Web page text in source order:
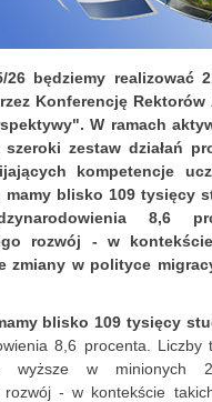
26 będziemy
Konferencję Rektorów
W ramach
zestaw działań
kompetencje
mamy blisko 109 tysięcy
8,6
rozwój - w
zmiany w polityce
blisko 109 tysięcy
8,6 procenta.
wyższe w minionych
rozwój - w kontekście